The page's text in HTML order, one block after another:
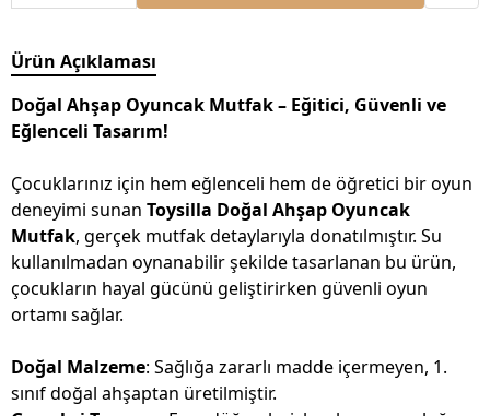
Ürün Açıklaması
Doğal Ahşap Oyuncak Mutfak – Eğitici, Güvenli ve
Eğlenceli Tasarım!
Çocuklarınız için hem eğlenceli hem de öğretici bir oyun
deneyimi sunan Toysilla Doğal Ahşap Oyuncak
Mutfak, gerçek mutfak detaylarıyla donatılmıştır. Su
kullanılmadan oynanabilir şekilde tasarlanan bu ürün,
çocukların hayal gücünü geliştirirken güvenli oyun
ortamı sağlar.
Doğal Malzeme: Sağlığa zararlı madde içermeyen, 1.
sınıf doğal ahşaptan üretilmiştir.